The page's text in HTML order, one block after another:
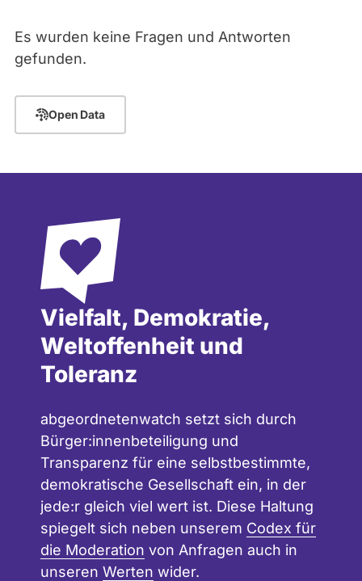
befragt
werden.
Thema
- Alle -
Antwort Status
- Alle -
Es wurden keine Fragen und Antworten
gefunden.
Open Data
Vielfalt, Demokratie,
Weltoffenheit und
Toleranz
abgeordnetenwatch setzt sich durch
Bürger:innenbeteiligung und
Transparenz für eine selbstbestimmte,
demokratische Gesellschaft ein, in der
jede:r gleich viel wert ist. Diese Haltung
spiegelt sich neben unserem Codex für
die Moderation von Anfragen auch in
unseren Werten wider.